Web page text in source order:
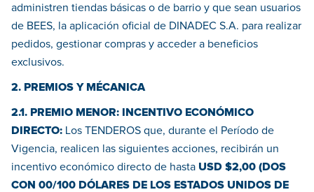
administren tiendas básicas o de barrio y que sean usuarios
de BEES, la aplicación oficial de DINADEC S.A. para realizar
pedidos, gestionar compras y acceder a beneficios
exclusivos.
2. PREMIOS Y MÉCANICA
2.1. PREMIO MENOR: INCENTIVO ECONÓMICO
DIRECTO: Los TENDEROS que, durante el Período de
Vigencia, realicen las siguientes acciones, recibirán un
incentivo económico directo de hasta USD $2,00 (DOS
CON 00/100 DÓLARES DE LOS ESTADOS UNIDOS DE